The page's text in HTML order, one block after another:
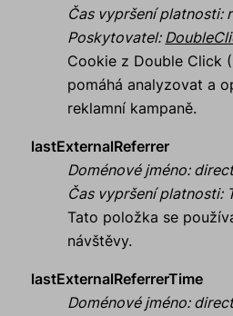
Čas vypršení platnosti:
Poskytovatel:
Cookie z Double Click
pomáhá analyzovat a
reklamní kampaně.
lastExternalReferrer
Doménové jméno:
Čas vypršení platnosti:
Tato položka se
návštěvy.
lastExternalReferrerTime
Doménové jméno: